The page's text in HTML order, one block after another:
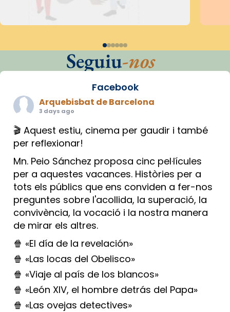
Seguiu-nos
Facebook
Arquebisbat de Barcelona
3 days ago
🎬 Aquest estiu, cinema per gaudir i també
per reflexionar!
Mn. Peio Sánchez proposa cinc pel·lícules
per a aquestes vacances. Històries per a
tots els públics que ens conviden a fer-nos
preguntes sobre l'acollida, la superació, la
convivència, la vocació i la nostra manera
de mirar els altres.
🍿 «El día de la revelación»
🍿 «Las locas del Obelisco»
🍿 «Viaje al país de los blancos»
🍿 «León XIV, el hombre detrás del Papa»
🍿 «Las ovejas detectives»